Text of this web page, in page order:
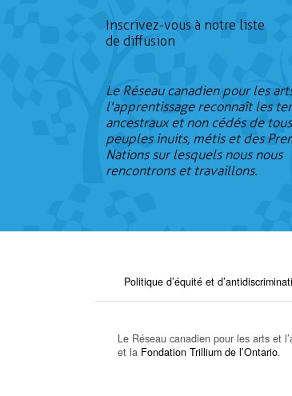
Inscrivez-vous à notre liste
de diffusion
Le Réseau canadien pour les
l'apprentissage reconnaît les
ancestraux et non cédés de
peuples inuits, métis et des
Nations sur lesquels nous nous
rencontrons et travaillons.
Politique d’équité et
Le Réseau canadien pour les arts et
et la Fondation Trillium de l’Ontario.